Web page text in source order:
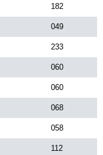
182
049
233
060
060
068
058
112